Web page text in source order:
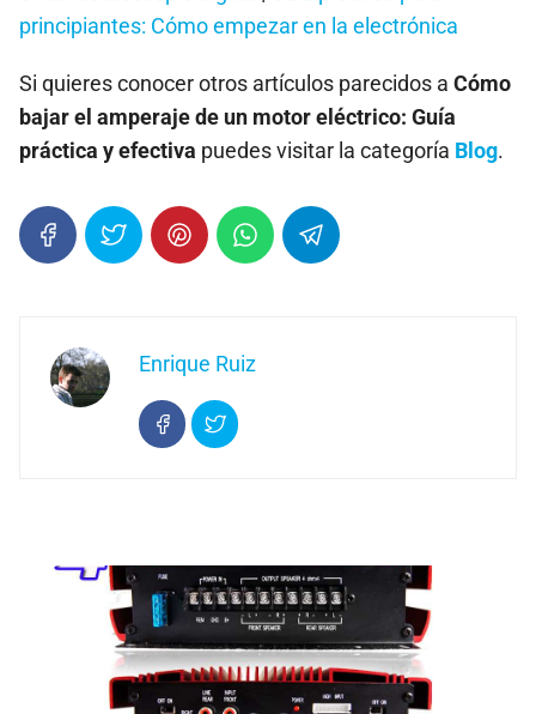
principiantes: Cómo empezar en la electrónica
Si quieres conocer otros artículos parecidos a Cómo
bajar el amperaje de un motor eléctrico: Guía
práctica y efectiva puedes visitar la categoría Blog.
Enrique Ruiz